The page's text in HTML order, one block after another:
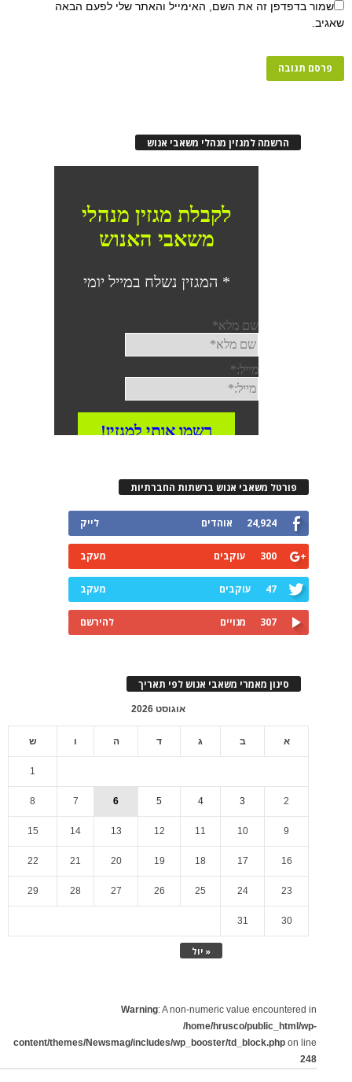
שמור בדפדפן זה את השם, האימייל והאתר שלי לפעם הבאה
שאגיב.
הרשמה למגזין מנהלי משאבי אנוש
פורטל משאבי אנוש ברשתות החברתיות
24,924 אוהדים לייק
300 עוקבים מעקב
47 עוקבים מעקב
307 מנויים להירשם
סינון מאמרי משאבי אנוש לפי תאריך
אוגוסט 2026
א ב ג ד ה ו ש
« יול
1
2
3
4
5
6
7
8
9
10
11
12
13
14
15
16
17
18
19
20
21
22
23
24
25
26
27
28
29
30
31
Warning: A non-numeric value encountered in
/home/hrusco/public_html/wp-
content/themes/Newsmag/includes/wp_booster/td_block.php on line
248